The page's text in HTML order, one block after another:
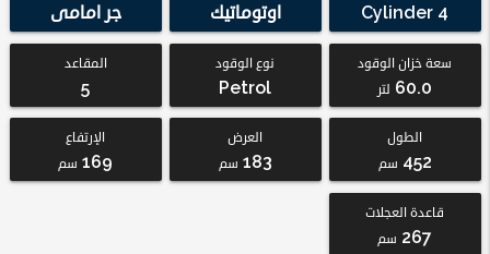
4 Cylinder اوتوماتيك جر امامى
سعة خزان الوقود
60.0 لتر
نوع الوقود
Petrol
المقاعد
5
الطول
452 سم
العرض
183 سم
الإرتفاع
169 سم
قاعدة العجلات
267 سم